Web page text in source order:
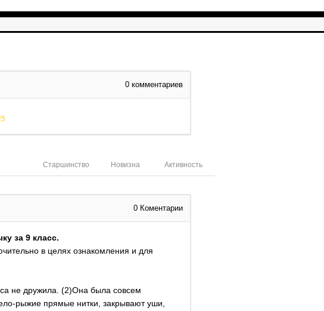
0 комментариев
Активность
Новизна
Старшинство
0 Коментарии
за 9 класс.
в целях ознакомления и для
не дружила. (2)Она была совсем
рыжие прямые нитки, закрывают уши,